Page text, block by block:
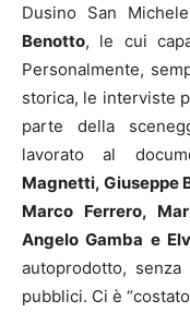
Dusino San
Benotto, le cui
Personalmente,
storica, le interviste
parte della
lavorato al
Magnetti, Giuseppe
Marco Ferrero,
Angelo Gamba e
autoprodotto,
pubblici. Ci è